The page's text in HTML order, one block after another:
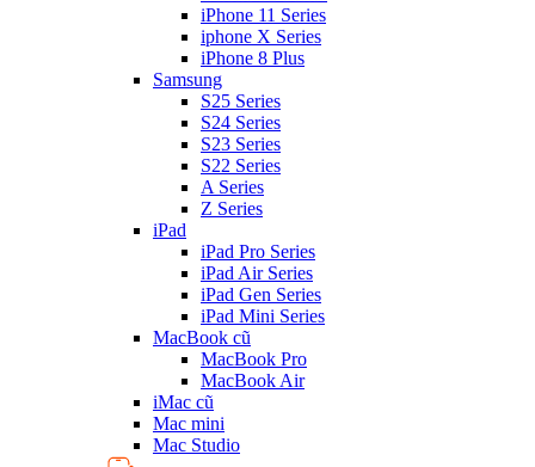
iPhone 11 Series
iphone X Series
iPhone 8 Plus
Samsung
S25 Series
S24 Series
S23 Series
S22 Series
A Series
Z Series
iPad
iPad Pro Series
iPad Air Series
iPad Gen Series
iPad Mini Series
MacBook cũ
MacBook Pro
MacBook Air
iMac cũ
Mac mini
Mac Studio